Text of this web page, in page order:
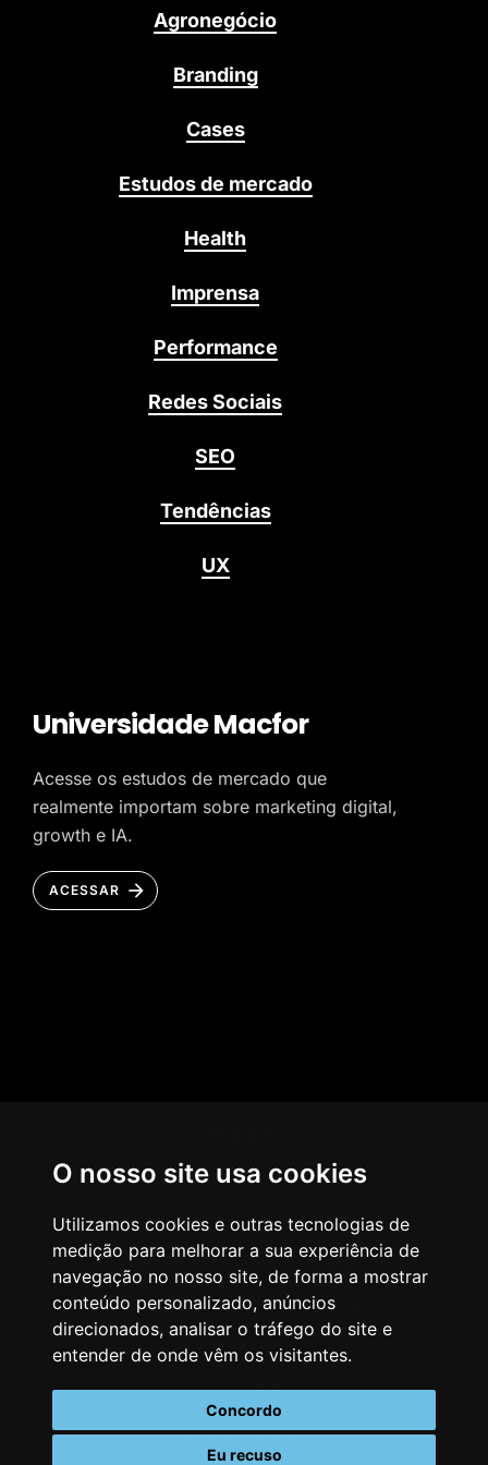
O nosso site usa cookies
Utilizamos cookies e outras tecnologias de
medição para melhorar a sua experiência de
navegação no nosso site, de forma a mostrar
conteúdo personalizado, anúncios
direcionados, analisar o tráfego do site e
entender de onde vêm os visitantes.
Concordo
Eu recuso
Agronegócio
Branding
Cases
Estudos de mercado
Health
Imprensa
Performance
Redes Sociais
SEO
Tendências
UX
Universidade Macfor
Acesse os estudos de mercado que
realmente importam sobre marketing digital,
growth e IA.
ACESSAR
AGÊNCIA
COMO PENSAMOS
NOSSOS SERVIÇOS
CASES & CLIENTES
BLOG
VAGAS
CONTATO